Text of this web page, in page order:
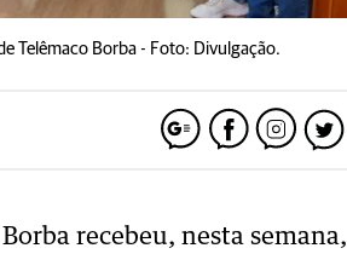
Telêmaco Borba - Foto: Divulgação.
recebeu, nesta semana,